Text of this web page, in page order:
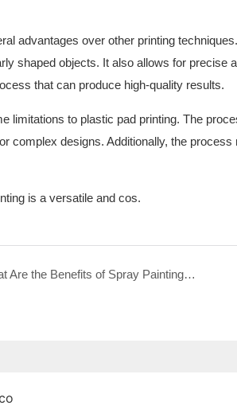
advantages over other printing
shaped objects. It also allows for precise
that can produce high-quality results.
limitations to plastic pad printing. The
complex designs. Additionally, the
is a versatile and cos.
About MULAN What Are the Benefits of Spray Painting on the Surface of Injection Molded products User Manual | MULAN